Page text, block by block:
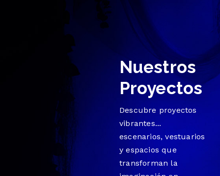
Nuestros
Proyectos
Descubre proyectos
vibrantes...
escenarios, vestuarios
y espacios que
transforman la